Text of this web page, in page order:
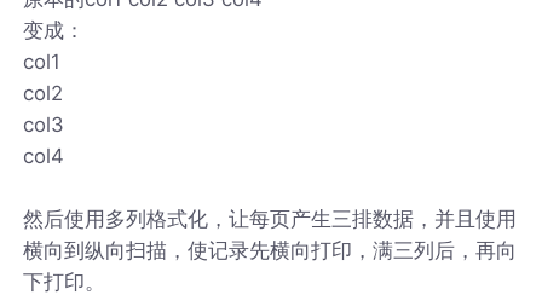
变成：
col1
col2
col3
col4
然后使用多列格式化，让每页产生三排数据，并且使用
横向到纵向扫描，使记录先横向打印，满三列后，再向
下打印。